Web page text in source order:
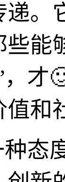
递。
些能
，才
值和
种态